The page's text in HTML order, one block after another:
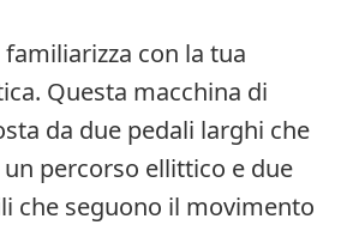
con la tua
Questa macchina di
da due pedali larghi che
percorso ellittico e due
che seguono il movimento